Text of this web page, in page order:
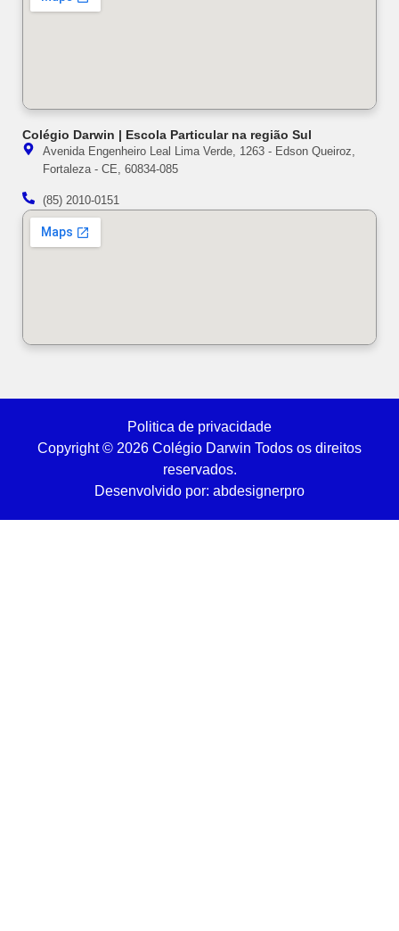
Colégio Darwin | Escola Particular na região Sul
Avenida Engenheiro Leal Lima Verde, 1263 - Edson Queiroz,
Fortaleza - CE, 60834-085
(85) 2010-0151
Politica de privacidade
Copyright © 2026 Colégio Darwin Todos os direitos
reservados.
Desenvolvido por: abdesignerpro